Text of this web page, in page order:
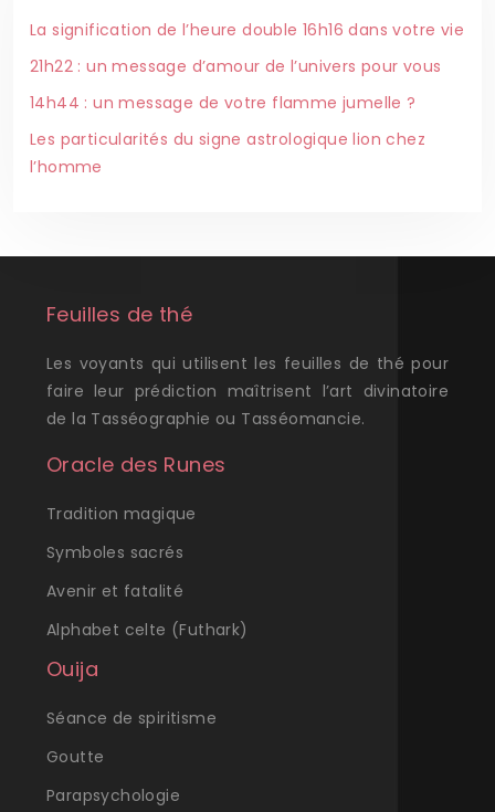
La signification de l’heure double 16h16 dans votre vie
21h22 : un message d’amour de l’univers pour vous
14h44 : un message de votre flamme jumelle ?
Les particularités du signe astrologique lion chez
l’homme
Feuilles de thé
Les voyants qui utilisent les feuilles de thé pour
faire leur prédiction maîtrisent l’art divinatoire
de la Tasséographie ou Tasséomancie.
Oracle des Runes
Tradition magique
Symboles sacrés
Avenir et fatalité
Alphabet celte (Futhark)
Ouija
Séance de spiritisme
Goutte
Parapsychologie